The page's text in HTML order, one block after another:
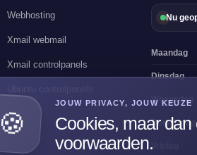
🍪
JOUW PRIVACY, JOUW KEUZE
Cookies, maar dan
voorwaarden.
Webhosting
Xmail webmail
Xmail controlpanels
Nu
Maandag
Dinsdag
Woensdag
Donderdag
Vrijdag